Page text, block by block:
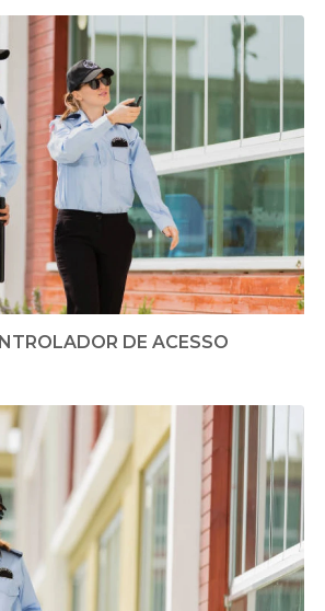
DE ACESSO